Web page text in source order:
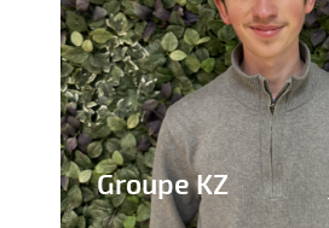
Groupe KZ